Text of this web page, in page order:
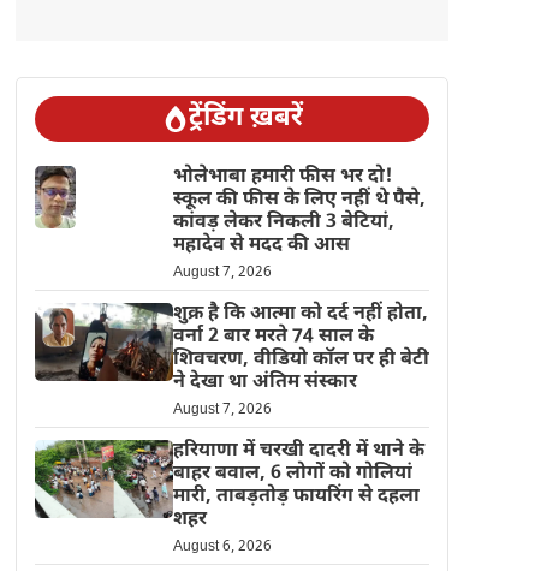
ट्रेंडिंग ख़बरें
भोलेभाबा हमारी फीस भर दो!
स्कूल की फीस के लिए नहीं थे पैसे,
कांवड़ लेकर निकली 3 बेटियां,
महादेव से मदद की आस
August 7, 2026
शुक्र है कि आत्मा को दर्द नहीं होता,
वर्ना 2 बार मरते 74 साल के
शिवचरण, वीडियो कॉल पर ही बेटी
ने देखा था अंतिम संस्कार
August 7, 2026
हरियाणा में चरखी दादरी में थाने के
बाहर बवाल, 6 लोगों को गोलियां
मारी, ताबड़तोड़ फायरिंग से दहला
शहर
August 6, 2026